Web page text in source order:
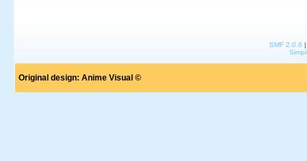
SMF 2.0.6
Original design: Anime Visual ©